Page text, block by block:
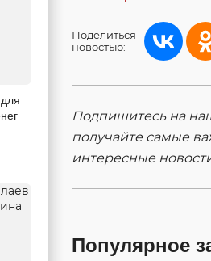
Поделиться
новостью:
Подпишитесь на
получайте самые
интересные
Популярное